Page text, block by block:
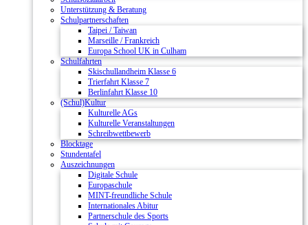
Unterstützung & Beratung
Schulpartnerschaften
Taipei / Taiwan
Marseille / Frankreich
Europa School UK in Culham
Schulfahrten
Skischullandheim Klasse 6
Trierfahrt Klasse 7
Berlinfahrt Klasse 10
(Schul)Kultur
Kulturelle AGs
Kulturelle Veranstaltungen
Schreibwettbewerb
Blocktage
Stundentafel
Auszeichnungen
Digitale Schule
Europaschule
MINT-freundliche Schule
Internationales Abitur
Partnerschule des Sports